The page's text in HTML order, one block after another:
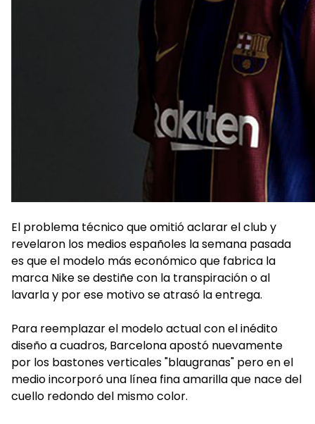
El problema técnico que omitió aclarar el club y
revelaron los medios españoles la semana pasada
es que el modelo más económico que fabrica la
marca Nike se destiñe con la transpiración o al
lavarla y por ese motivo se atrasó la entrega.
Para reemplazar el modelo actual con el inédito
diseño a cuadros, Barcelona apostó nuevamente
por los bastones verticales "blaugranas" pero en el
medio incorporó una línea fina amarilla que nace del
cuello redondo del mismo color.